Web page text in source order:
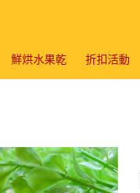
鮮烘水果乾 折扣活動